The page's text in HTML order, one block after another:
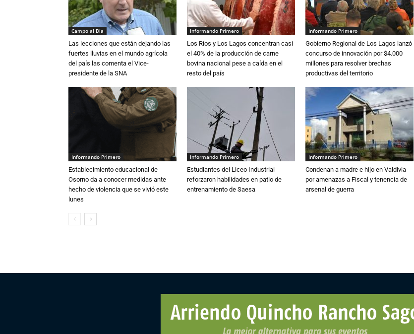
Campo al Día
Las lecciones que están dejando las
fuertes lluvias en el mundo agrícola
del país las comenta el Vice-
presidente de la SNA
Informando Primero
Los Ríos y Los Lagos concentran casi
el 40% de la producción de carne
bovina nacional pese a caída en el
resto del país
Informando Primero
Gobierno Regional de Los Lagos lanzó
concurso de innovación por $4.000
millones para resolver brechas
productivas del territorio
Informando Primero
Establecimiento educacional de
Osorno da a conocer medidas ante
hecho de violencia que se vivió este
lunes
Informando Primero
Estudiantes del Liceo Industrial
reforzaron habilidades en patio de
entrenamiento de Saesa
Informando Primero
Condenan a madre e hijo en Valdivia
por amenazas a Fiscal y tenencia de
arsenal de guerra